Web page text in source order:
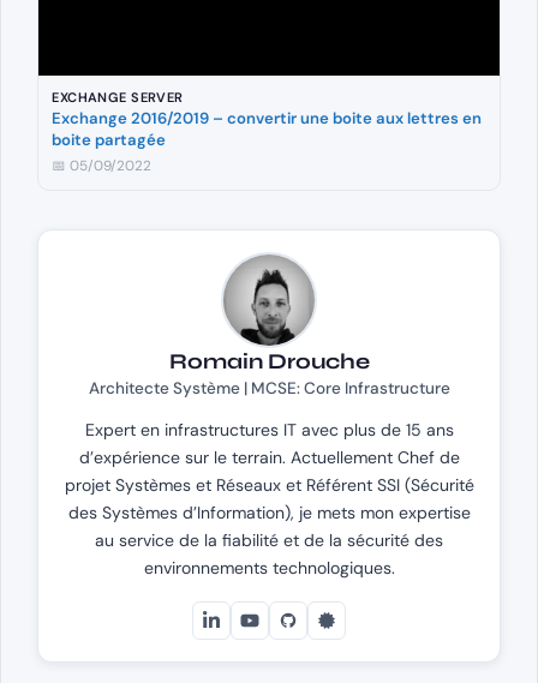
EXCHANGE SERVER
Exchange 2016/2019 – convertir une boite aux lettres en
boite partagée
📅 05/09/2022
Romain Drouche
Architecte Système | MCSE: Core Infrastructure
Expert en infrastructures IT avec plus de 15 ans
d’expérience sur le terrain. Actuellement Chef de
projet Systèmes et Réseaux et Référent SSI (Sécurité
des Systèmes d’Information), je mets mon expertise
au service de la fiabilité et de la sécurité des
environnements technologiques.